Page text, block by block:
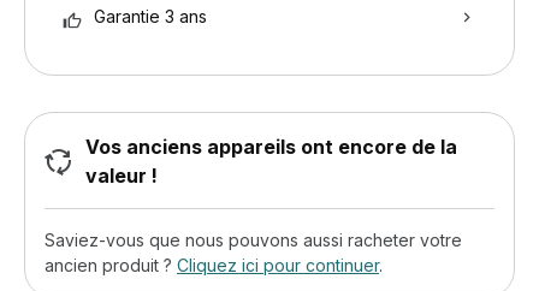
Garantie 3 ans
Vos anciens appareils ont encore de la
valeur !
Saviez-vous que nous pouvons aussi racheter votre
ancien produit ? Cliquez ici pour continuer.